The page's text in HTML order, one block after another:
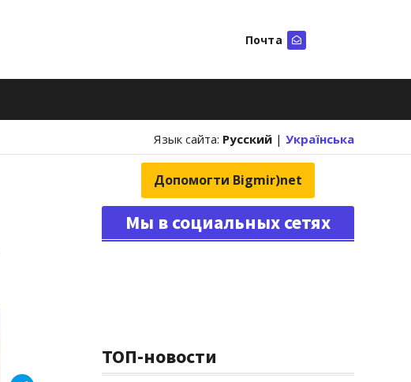
Почта
Язык сайта: Русский | Українська
Допомогти Bigmir)net
Мы в социальных сетях
ТОП-новости